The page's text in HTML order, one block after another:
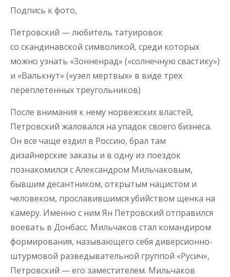
Подпись к фото,
Петровский — любитель татуировок
со скандинавской символикой, среди которых
можно узнать «Зонненрад» («солнечную свастику»)
и «Валькнут» («узел мертвых» в виде трех
переплетенных треугольников)
После внимания к нему норвежских властей,
Петровский жаловался на упадок своего бизнеса.
Он все чаще ездил в Россию, брал там
дизайнерские заказы и в одну из поездок
познакомился с Александром Мильчаковым,
бывшим десантником, открытым нацистом и
человеком, прославившимся убийством щенка на
камеру. Именно с ним Ян Петровский отправился
воевать в Донбасс. Мильчаков стал командиром
формирования, называющего себя диверсионно-
штурмовой разведывательной группой «Русич»,
Петровский — его заместителем. Мильчаков